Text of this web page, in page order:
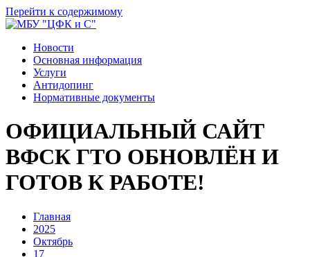
Перейти к содержимому
Новости
Основная информация
Услуги
Антидопинг
Нормативные документы
ОФИЦИАЛЬНЫЙ САЙТ
ВФСК ГТО ОБНОВЛЁН И
ГОТОВ К РАБОТЕ!
Главная
2025
Октябрь
17